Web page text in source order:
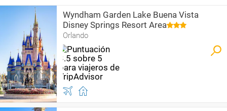
Wyndham Garden Lake Buena Vista
Disney Springs Resort Area
Orlando